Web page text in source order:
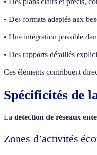
• Des formats adaptés aux
• Une intégration possible
• Des rapports détaillés
Ces éléments contribuent
Spécificités de
La détection de réseaux
Zones d’activités